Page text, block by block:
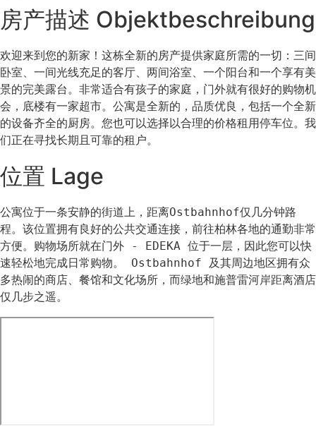
房产描述 Objektbeschreibung
欢迎来到您的新家！这栋全新的房产提供家庭所需的一切：三间
卧室、一间光线充足的客厅、两间浴室、一个阳台和一个享有美
景的完美露台。非常适合有孩子的家庭，门外就有很好的购物机
会，底楼有一家超市。公寓是全新的，品质优良，包括一个全新
的设备齐全的厨房。您也可以选择以合理的价格租用停车位。我
们正在寻找长期且可靠的租户。
位置 Lage
公寓位于一条安静的街道上，距离Ostbahnhof仅几分钟路
程。该位置拥有良好的公共交通连接，前往柏林各地的通勤非常
方便。购物场所就在门外 - EDEKA 位于一层，因此您可以快
速轻松地完成日常购物。 Ostbahnhof 及其周边地区拥有众
多热闹的商店、餐馆和文化场所，而绿地和施普雷河岸距离酒店
仅几步之遥。